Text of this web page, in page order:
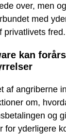
over, men
med
fred.
kan
af angriberne
om,
og
for yderligere